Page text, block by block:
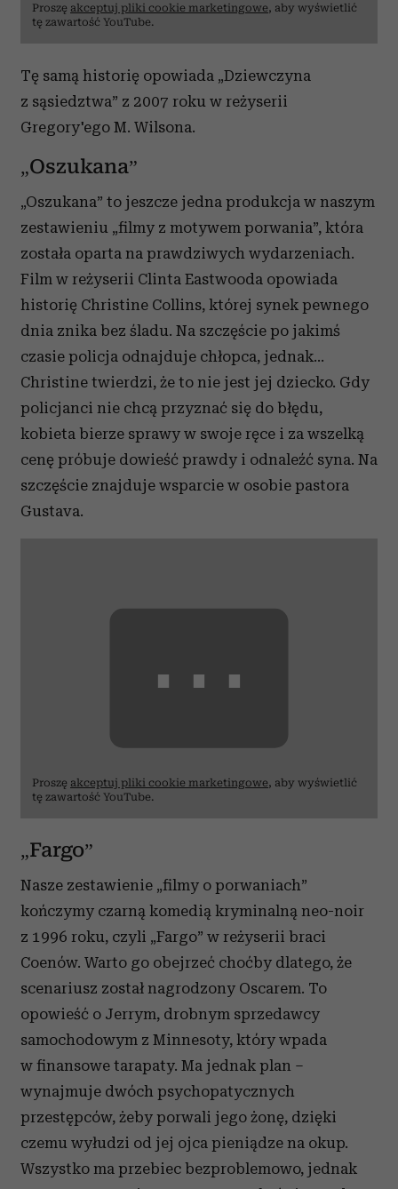
Proszę akceptuj pliki cookie marketingowe, aby wyświetlić
tę zawartość YouTube.
Tę samą historię opowiada „Dziewczyna
z sąsiedztwa” z 2007 roku w reżyserii
Gregory'ego M. Wilsona.
„Oszukana”
„Oszukana” to jeszcze jedna produkcja w naszym
zestawieniu „filmy z motywem porwania”, która
została oparta na prawdziwych wydarzeniach.
Film w reżyserii Clinta Eastwooda opowiada
historię Christine Collins, której synek pewnego
dnia znika bez śladu. Na szczęście po jakimś
czasie policja odnajduje chłopca, jednak…
Christine twierdzi, że to nie jest jej dziecko. Gdy
policjanci nie chcą przyznać się do błędu,
kobieta bierze sprawy w swoje ręce i za wszelką
cenę próbuje dowieść prawdy i odnaleźć syna. Na
szczęście znajduje wsparcie w osobie pastora
Gustava.
⋯
Proszę akceptuj pliki cookie marketingowe, aby wyświetlić
tę zawartość YouTube.
„Fargo”
Nasze zestawienie „filmy o porwaniach”
kończymy czarną komedią kryminalną neo-noir
z 1996 roku, czyli „Fargo” w reżyserii braci
Coenów. Warto go obejrzeć choćby dlatego, że
scenariusz został nagrodzony Oscarem. To
opowieść o Jerrym, drobnym sprzedawcy
samochodowym z Minnesoty, który wpada
w finansowe tarapaty. Ma jednak plan –
wynajmuje dwóch psychopatycznych
przestępców, żeby porwali jego żonę, dzięki
czemu wyłudzi od jej ojca pieniądze na okup.
Wszystko ma przebiec bezproblemowo, jednak